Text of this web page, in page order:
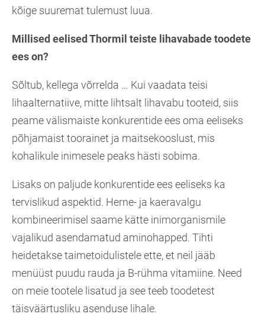
kõige suuremat tulemust luua.
Millised eelised Thormil teiste lihavabade toodete
ees on?
Sõltub, kellega võrrelda … Kui vaadata teisi
lihaalternatiive, mitte lihtsalt lihavabu tooteid, siis
peame välismaiste konkurentide ees oma eeliseks
põhjamaist toorainet ja maitsekooslust, mis
kohalikule inimesele peaks hästi sobima.
Lisaks on paljude konkurentide ees eeliseks ka
tervislikud aspektid. Herne- ja kaeravalgu
kombineerimisel saame kätte inimorganismile
vajalikud asendamatud aminohapped. Tihti
heidetakse taimetoidulistele ette, et neil jääb
menüüst puudu rauda ja B-rühma vitamiine. Need
on meie tootele lisatud ja see teeb toodetest
täisväärtusliku asenduse lihale.